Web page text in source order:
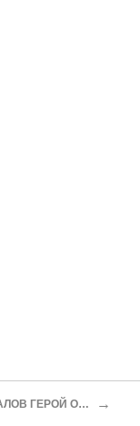
С. Г. УРАЛОВ ГЕРОЙ ОКТЯБРЯ 51 →